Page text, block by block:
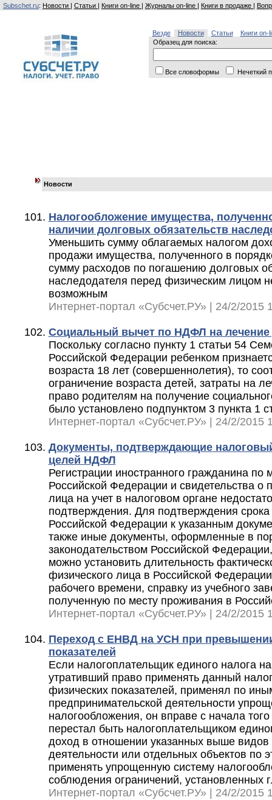
Subschet.ru: Новости | Статьи | Книги on-line | Журналы on-line | Книги в продаже |
Везде Новости Статьи
Книги on-
Образец для поиска:
Все словоформы Нечеткий
Новости
Налогообложение имущества,
наличии долговых обязательств
Уменьшить сумму облагаемых налогом
продажи имущества, полученного в
сумму расходов по погашению долговых
наследодателя перед физическим лицом
возможным
Интернет-портал «Субсчет.РУ» | 24/2/2015
Социальный вычет по НДФЛ на лечение
Поскольку согласно пункту 1 статьи 54
Российской Федерации ребенком
возраста 18 лет (совершеннолетия), то
ограничение возраста детей, затраты на
право родителям на получение
было установлено подпунктом 3 пункта 1
Интернет-портал «Субсчет.РУ» | 24/2/2015
Документы, подтверждающие
целей НДФЛ
Регистрации иностранного гражданина по
Российской Федерации и свидетельства о
лица на учет в налоговом органе
подтверждения. Для подтверждения
Российской Федерации к указанным
также иные документы, оформленные в
законодательством Российской
можно установить длительность
физического лица в Российской
рабочего времени, справку из учебного
полученную по месту проживания в
Интернет-портал «Субсчет.РУ» | 24/2/2015
Переход с ЕНВД на УСН при
показателей
Если налогоплательщик единого налога
утративший право применять данный
физических показателей, применял по
предпринимательской деятельности
налогообложения, он вправе с начала
перестал быть налогоплательщиком
доход в отношении указанных выше видов
деятельности или отдельных объектов по
применять упрощенную систему
соблюдения ограничений, установленных
Интернет-портал «Субсчет.РУ» | 24/2/2015